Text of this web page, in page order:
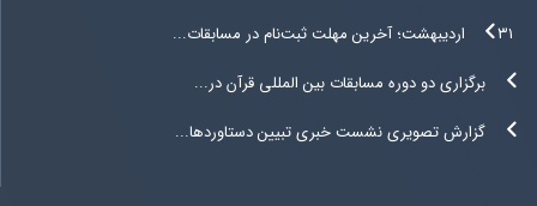
۳۱ اردیبهشت؛ آخرین مهلت ثبت‌نام در مسابقات...
برگزاری دو دوره مسابقات بین المللی قرآن در...
گزارش تصویری نشست خبری تبیین دستاوردها...